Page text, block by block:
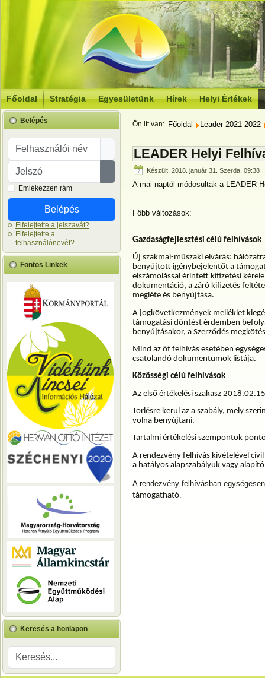
Főoldal Stratégia Egyesületünk Hírek Helyi Értékek
Belépés
Felhasználói név
Jelszó
Jelszó megjelenítése
Emlékezzen rám
Belépés
Elfelejtette a jelszavát?
Elfelejtette a
felhasználónevét?
Fontos Linkek
Keresés a honlapon
Ön itt van: Főoldal Leader 2021-2022
LEADER Helyi
Készült: 2018. január 31. Szerda, 09:38
A mai naptól módosultak a LEADER
Főbb változások:
Gazdaságfejlesztési célú felhívások
Új szakmai-műszaki elvárás:
benyújtott igénybejelentőt a
elszámolással érintett kifizetési
dokumentáció, a záró kifizetés
megléte és benyújtása.
A jogkövetkezmények melléklet
támogatási döntést érdemben
benyújtásakor, a Szerződés
Mind az öt felhívás esetében
csatolandó dokumentumok listája.
Közösségi célú felhívások
Az első értékelési szakasz
Törlésre kerül az a szabály, mely
volna benyújtani.
Tartalmi értékelési szempontok
A rendezvény felhívás kivételével
a hatályos alapszabályuk vagy
A rendezvény felhívásban
támogatható